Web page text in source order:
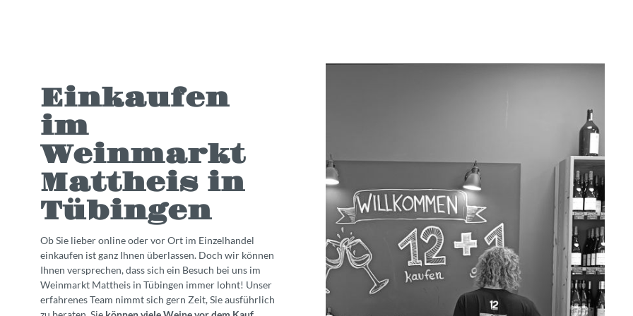
Einkaufen
im
Weinmarkt
Mattheis in
Tübingen
Ob Sie lieber online oder vor Ort im Einzelhandel
einkaufen ist ganz Ihnen überlassen. Doch wir können
Ihnen versprechen, dass sich ein Besuch bei uns im
Weinmarkt Mattheis in Tübingen immer lohnt! Unser
erfahrenes Team nimmt sich gern Zeit, Sie ausführlich